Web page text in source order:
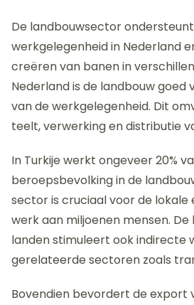
De landbouwsector
werkgelegenheid in Nederland
creëren van banen in
Nederland is de landbouw goed
van de werkgelegenheid. Dit
teelt, verwerking en distributie
In Turkije werkt ongeveer 20%
beroepsbevolking in de
sector is cruciaal voor de lokale
werk aan miljoenen mensen. De
landen stimuleert ook indirecte
gerelateerde sectoren zoals
Bovendien bevordert de export